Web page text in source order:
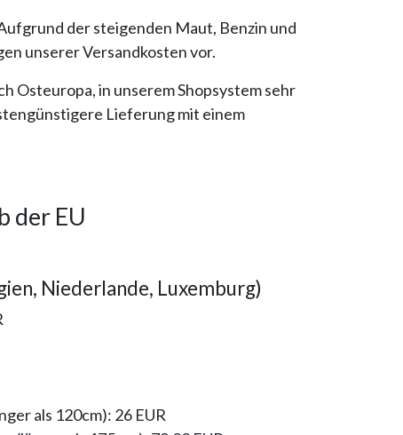
der steigenden Maut, Benzin und
unserer Versandkosten vor.
Osteuropa, in unserem Shopsystem sehr
Lieferung mit einem
der EU
Niederlande, Luxemburg)
als 120cm): 26 EUR